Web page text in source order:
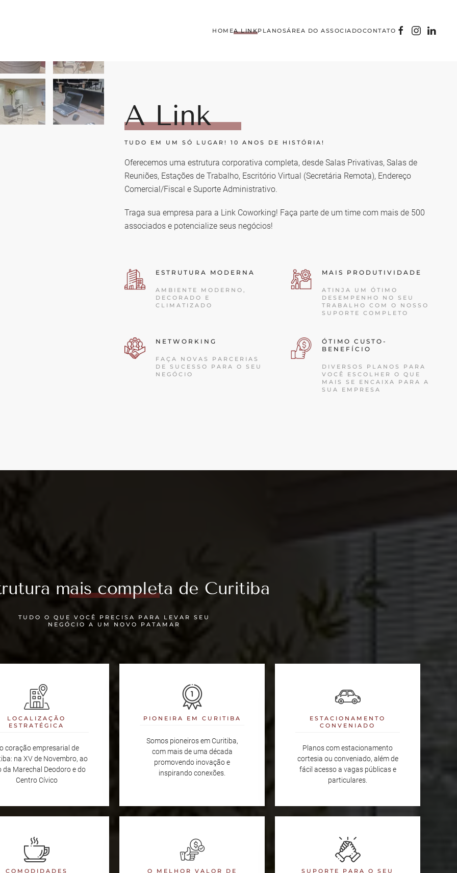
HOMEA LINKPLANOSÁREA DO ASSOCIADOCONTATO
A Link
TUDO EM UM SÓ LUGAR! 10 ANOS DE HISTÓRIA!
Oferecemos uma estrutura corporativa completa, desde Salas Privativas, Salas de
Reuniões, Estações de Trabalho, Escritório Virtual (Secretária Remota), Endereço
Comercial/Fiscal e Suporte Administrativo.
Traga sua empresa para a Link Coworking! Faça parte de um time com mais de 500
associados e potencialize seus negócios!
ESTRUTURA MODERNA
AMBIENTE MODERNO,
DECORADO E
CLIMATIZADO
MAIS PRODUTIVIDADE
ATINJA UM ÓTIMO
DESEMPENHO NO SEU
TRABALHO COM O NOSSO
SUPORTE COMPLETO
NETWORKING
FAÇA NOVAS PARCERIAS
DE SUCESSO PARA O SEU
NEGÓCIO
ÓTIMO CUSTO-
BENEFÍCIO
DIVERSOS PLANOS PARA
VOCÊ ESCOLHER O QUE
MAIS SE ENCAIXA PARA A
SUA EMPRESA
mais completa de Curitiba
TUDO O QUE VOCÊ PRECISA PARA LEVAR SEU
NEGÓCIO A UM NOVO PATAMAR
LOCALIZAÇÃO
ESTRATÉGICA
coração empresarial de
na XV de Novembro, ao
da Marechal Deodoro e do
Centro Cívico
PIONEIRA EM CURITIBA
Somos pioneiros em Curitiba,
com mais de uma década
promovendo inovação e
inspirando conexões.
ESTACIONAMENTO
CONVENIADO
Planos com estacionamento
cortesia ou conveniado, além de
fácil acesso a vagas públicas e
particulares.
COMODIDADES
O MELHOR VALOR DE
SUPORTE PARA O SEU